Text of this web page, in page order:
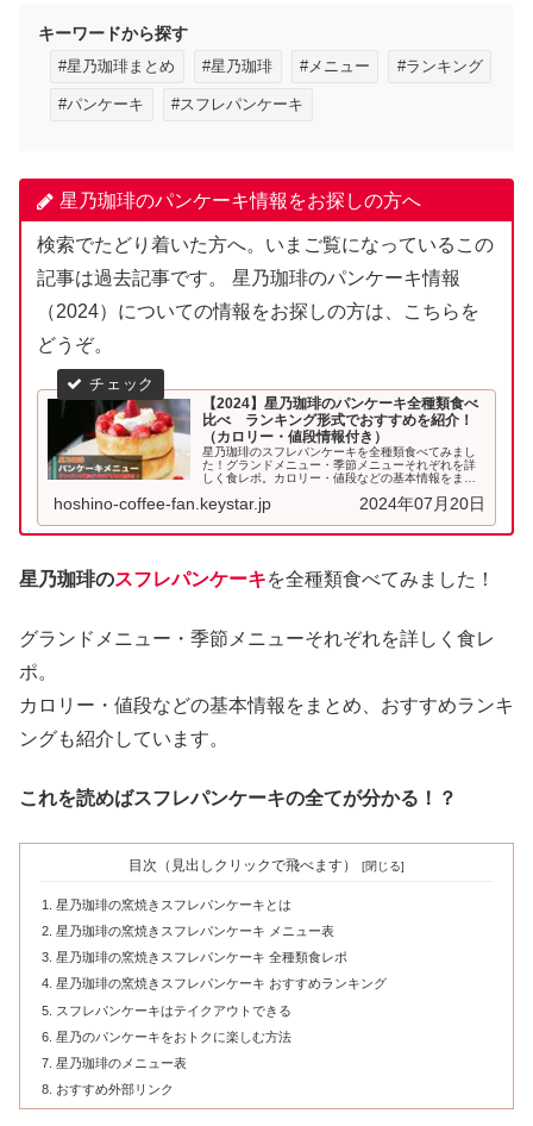
キーワードから探す
#星乃珈琲まとめ #星乃珈琲 #メニュー #ランキング
#パンケーキ #スフレパンケーキ
星乃珈琲のパンケーキ情報をお探しの方へ
検索でたどり着いた方へ。いまご覧になっているこの
記事は過去記事です。 星乃珈琲のパンケーキ情報
（2024）についての情報をお探しの方は、こちらを
どうぞ。
【2024】星乃珈琲のパンケーキ全種類食べ
比べ ランキング形式でおすすめを紹介！
（カロリー・値段情報付き）
星乃珈琲のスフレパンケーキを全種類食べてみまし
た！グランドメニュー・季節メニューそれぞれを詳
しく食レポ。カロリー・値段などの基本情報をまと
読めばスフレパンケーキの全てが分かる！...
hoshino-coffee-fan.keystar.jp 2024年07月20日
星乃珈琲のスフレパンケーキを全種類食べてみました！
グランドメニュー・季節メニューそれぞれを詳しく食レ
ポ。
カロリー・値段などの基本情報をまとめ、おすすめランキ
ングも紹介しています。
これを読めばスフレパンケーキの全てが分かる！？
目次（見出しクリックで飛べます）
星乃珈琲の窯焼きスフレパンケーキとは
星乃珈琲の窯焼きスフレパンケーキ メニュー表
星乃珈琲の窯焼きスフレパンケーキ 全種類食レポ
星乃珈琲の窯焼きスフレパンケーキ おすすめランキング
スフレパンケーキはテイクアウトできる
星乃のパンケーキをおトクに楽しむ方法
星乃珈琲のメニュー表
おすすめ外部リンク